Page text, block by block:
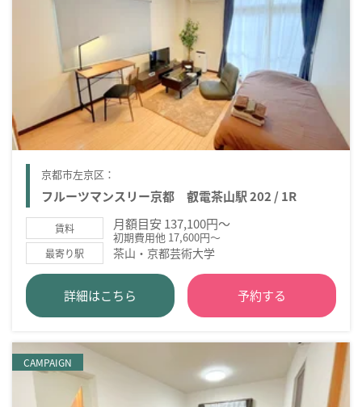
京都市左京区：
フルーツマンスリー京都 叡電茶山駅 202 / 1R
賃料 月額目安 137,100円～
初期費用他 17,600円～
最寄り駅 茶山・京都芸術大学
詳細はこちら 予約する
CAMPAIGN